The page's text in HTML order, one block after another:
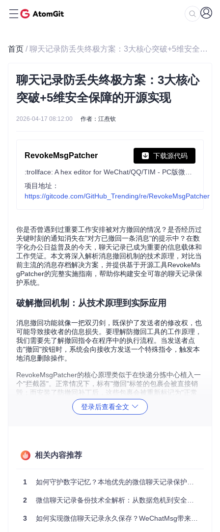
首页 / 聊天记录防丢失终极方案：3大核心突破+5维安全保障的开源实现
聊天记录防丢失终极方案：3大核心
突破+5维安全保障的开源实现
2026-04-17 08:12:00 作者：江焘钦
RevokeMsgPatcher 下载源代码
项目地址：
https://gitcode.com/GitHub_Trending/re/RevokeMsgPatcher
你是否曾遇到过重要工作安排被对方撤回的情况？是否经历过
关键时刻的通知消失在"对方已撤回一条消息"的提示中？在数
字化办公日益普及的今天，聊天记录已成为重要的信息载体和
工作凭证。本文将深入解析消息撤回机制的技术原理，对比当
前主流的消息存档解决方案，并提供基于开源工具RevokeMs
gPatcher的完整实施指南，帮助你构建安全可靠的聊天记录保
护系统。
破解撤回机制：从技术原理到实际应用
消息撤回功能就像一把双刃剑，既保护了发送者的修改权，也
可能导致接收者的信息损失。要理解防撤回工具的工作原理，
我们需要先了解撤回指令在程序中的执行流程。当发送者点
击"撤回"按钮时，系统会向接收方发送一个特殊指令，触发本
地消息删除操作。
RevokeMsgPatcher的核心原理类似于在快递分拣中心植入一
个"拦截器"。正常情况下，标有"撤回"标签的包裹会被直接销
毁；而安装了防撤回补丁后，这些包裹会被重新标记为"正常
投递"，继续送往收件人。更形象地说，这就像在家庭电路中
安装了一个特殊的断路器，当检测到"撤回"这个特定电流模式
图：x32dbg调试器启动界面，用于定位微信程序中的消息处
理逻辑
技术延伸：动态链接库注入与内存修改
进程空间中的动态链接库（DLL）实现功能。具体来说，工具
令将撤回判断逻辑短路。这种方法不需要修改原始安装文件，
登录后查看全文
相关内容推荐
1 如何守护数字记忆？本地优先的微信聊天记录保护方案
2 微信聊天记录备份技术全解析：从数据危机到安全存储的完整方案
3 如何实现微信聊天记录永久保存？WeChatMsg带来的个人数据管理新方案